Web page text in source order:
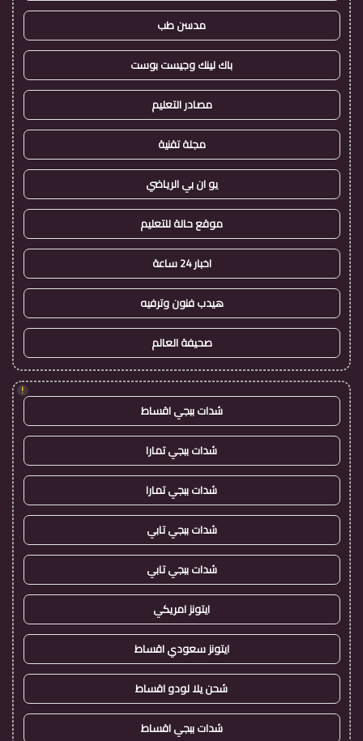
مدسن طب
باك لينك وجيست بوست
مصادر التعليم
مجلة تقنية
يو ان بي الرياضي
موقع حالة للتعليم
اخبار 24 ساعة
هيدب فنون وترفيه
صحيفة العالم
!
شدات ببجي اقساط
شدات ببجي تمارا
شدات ببجي تمارا
شدات ببجي تابي
شدات ببجي تابي
ايتونز امريكي
ايتونز سعودي اقساط
شحن يلا لودو اقساط
شدات ببجي اقساط